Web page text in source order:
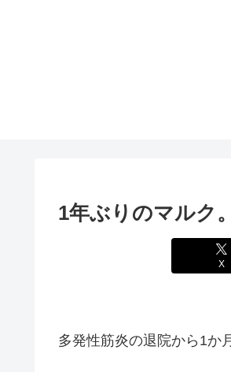
1年ぶりのマル
X
多発性筋炎の退院から1か